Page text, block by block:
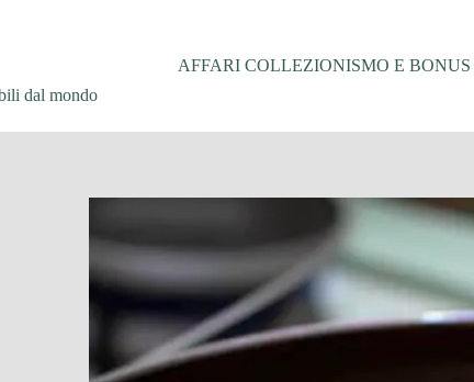
dal mondo
AFFARI COLLEZIONISMO E BONUS